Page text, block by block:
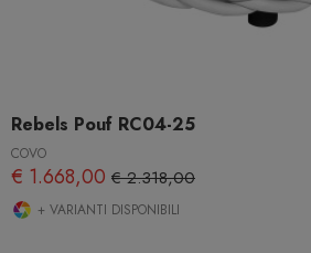
Rebels Pouf RC04-25
COVO
€ 1.668,00 € 2.318,00
+ VARIANTI DISPONIBILI